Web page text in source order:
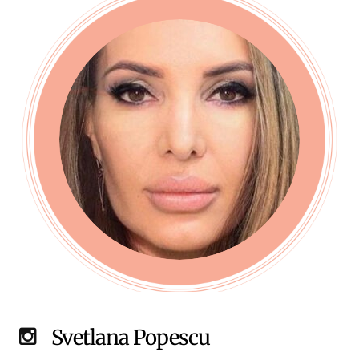
Svetlana Popescu